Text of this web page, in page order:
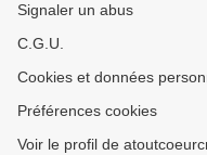
Signaler un abus
C.G.U.
Cookies et données
Préférences cookies
Voir le profil de